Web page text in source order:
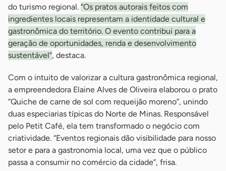
do turismo regional. “Os pratos autorais feitos com
ingredientes locais representam a identidade cultural e
gastronômica do território. O evento contribui para a
geração de oportunidades, renda e desenvolvimento
sustentável”, destaca.
Com o intuito de valorizar a cultura gastronômica regional,
a empreendedora Elaine Alves de Oliveira elaborou o prato
“Quiche de carne de sol com requeijão moreno”, unindo
duas especiarias típicas do Norte de Minas. Responsável
pelo Petit Café, ela tem transformado o negócio com
criatividade. “Eventos regionais dão visibilidade para nosso
setor e para a gastronomia local, uma vez que o público
passa a consumir no comércio da cidade”, frisa.